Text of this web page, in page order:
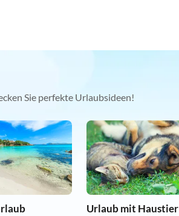
Sie perfekte Urlaubsideen!
Urlaub mit Haustier